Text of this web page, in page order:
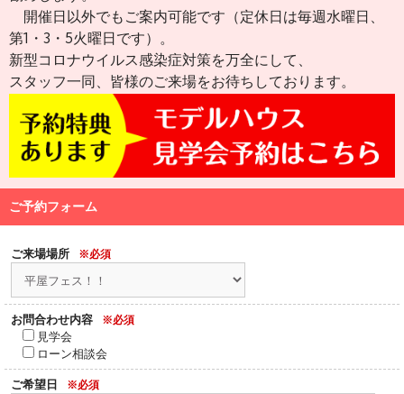
開催日以外でもご案内可能です（定休日は毎週水曜日、
第1・3・5火曜日です）。
新型コロナウイルス感染症対策を万全にして、
スタッフ一同、皆様のご来場をお待ちしております。
ご予約フォーム
ご来場場所 ※必須
お問合わせ内容 ※必須
見学会
ローン相談会
ご希望日 ※必須